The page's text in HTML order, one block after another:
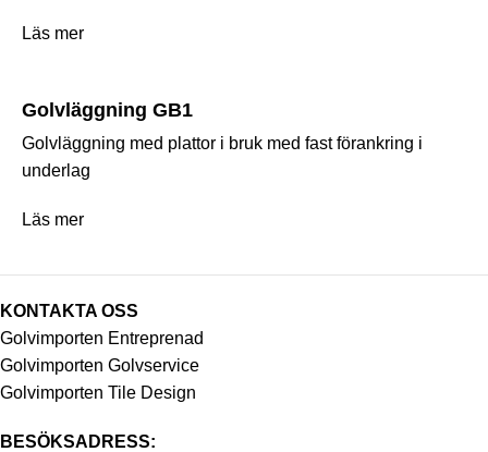
Läs mer
Golvläggning GB1
Golvläggning med plattor i bruk med fast förankring i
underlag
Läs mer
KONTAKTA OSS
Golvimporten Entreprenad
Golvimporten Golvservice
Golvimporten Tile Design
BESÖKSADRESS: